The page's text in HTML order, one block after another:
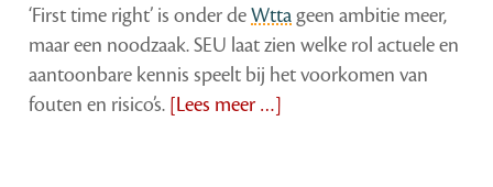
‘First time right’ is onder deWttageen ambitie meer,
maar een noodzaak. SEU laat zien welke rol actuele en
aantoonbare kennis speelt bij het voorkomen van
fouten en risico’s. [Lees meer …]